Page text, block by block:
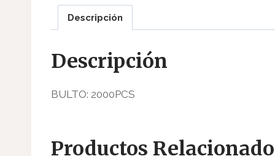
Descripción
Descripción
BULTO: 2000PCS
Productos